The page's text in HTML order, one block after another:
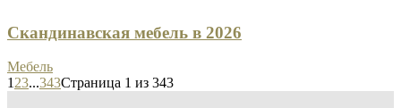
Скандинавская мебель в 2026
Мебель
1 23...343Страница 1 из 343